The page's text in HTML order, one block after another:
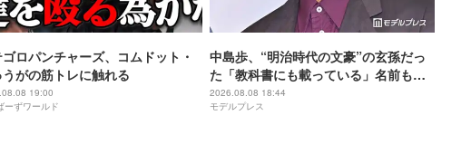
ロパンチャーズ、コムドット・
がの筋トレに触れる
19:00
ーずワールド
中島歩、“明治時代の文豪”の玄孫だっ
た「教科書にも載っている」名前も先
祖に由来
2026.08.08 18:44
モデルプレス